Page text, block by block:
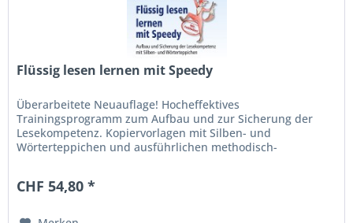
Flüssig lesen lernen mit Speedy
Überarbeitete Neuauflage! Hocheffektives
Trainingsprogramm zum Aufbau und zur Sicherung der
Lesekompetenz. Kopiervorlagen mit Silben- und
Wörterteppichen und ausführlichen methodisch-
CHF 54,80 *